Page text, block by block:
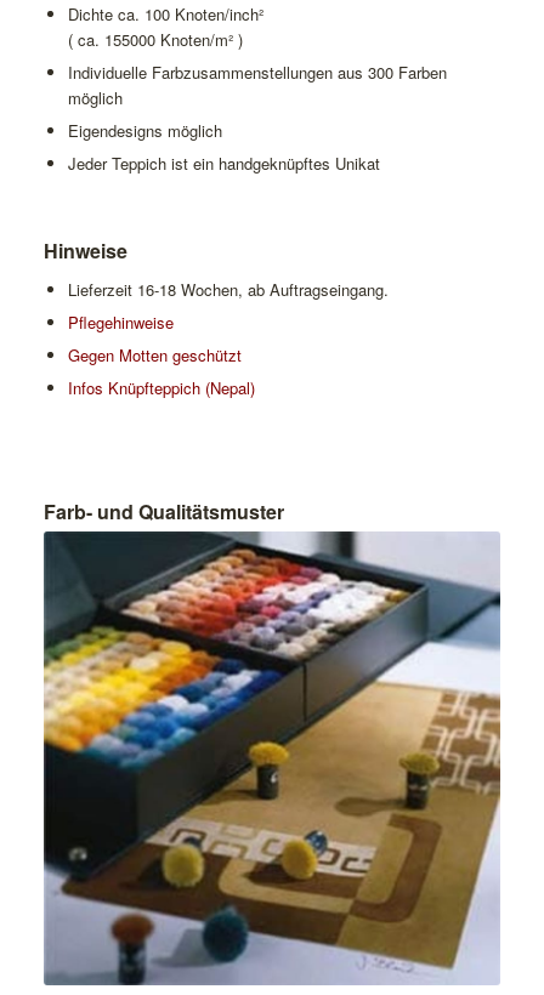
Dichte ca. 100 Knoten/inch²
( ca. 155000 Knoten/m² )
Individuelle Farbzusammenstellungen aus 300 Farben
möglich
Eigendesigns möglich
Jeder Teppich ist ein handgeknüpftes Unikat
Hinweise
Lieferzeit 16-18 Wochen, ab Auftragseingang.
Pflegehinweise
Gegen Motten geschützt
Infos Knüpfteppich (Nepal)
Farb- und Qualitätsmuster